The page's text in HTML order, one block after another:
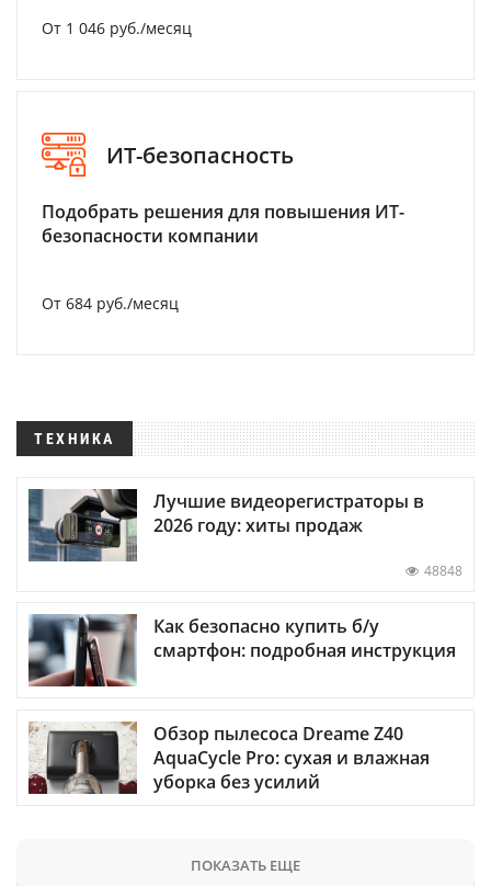
От 1 046 руб./месяц
ИТ-безопасность
Подобрать решения для повышения ИТ-
безопасности компании
От 684 руб./месяц
ТЕХНИКА
Лучшие видеорегистраторы в
2026 году: хиты продаж
48848
Как безопасно купить б/у
смартфон: подробная инструкция
Обзор пылесоса Dreame Z40
AquaCycle Pro: сухая и влажная
уборка без усилий
ПОКАЗАТЬ ЕЩЕ